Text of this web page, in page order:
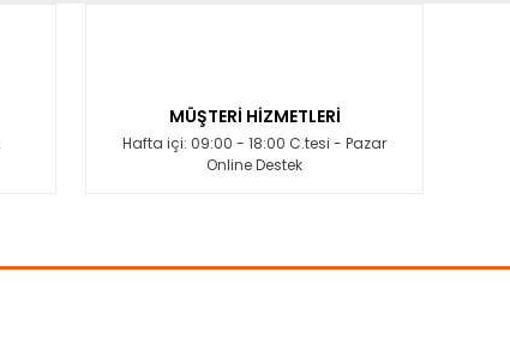
MÜŞTERİ HİZMETLERİ
Hafta içi: 09:00 - 18:00 C.tesi - Pazar
Online Destek